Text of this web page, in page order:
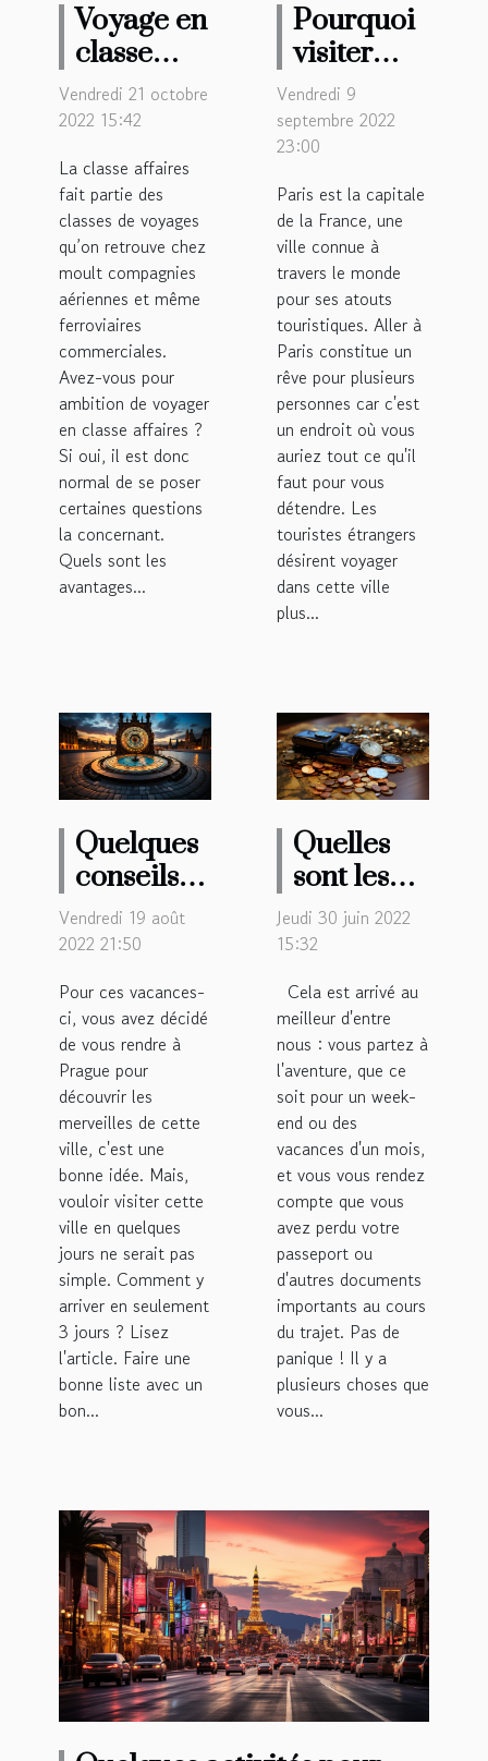
Voyage en
classe
affaire :
Les
avantages
Vendredi 21 octobre
2022 15:42
La classe affaires
fait partie des
classes de voyages
qu’on retrouve chez
moult compagnies
aériennes et même
ferroviaires
commerciales.
Avez-vous pour
ambition de voyager
en classe affaires ?
Si oui, il est donc
normal de se poser
certaines questions
la concernant.
Quels sont les
avantages...
Pourquoi
visiter
Paris ?
Vendredi 9
septembre 2022
23:00
Paris est la capitale
de la France, une
ville connue à
travers le monde
pour ses atouts
touristiques. Aller à
Paris constitue un
rêve pour plusieurs
personnes car c'est
un endroit où vous
auriez tout ce qu'il
faut pour vous
détendre. Les
touristes étrangers
désirent voyager
dans cette ville
plus...
Quelques
conseils
pour
visiter
seulement
trois jours.
Vendredi 19 août
2022 21:50
Pour ces vacances-
ci, vous avez décidé
de vous rendre à
Prague pour
découvrir les
merveilles de cette
ville, c'est une
bonne idée. Mais,
vouloir visiter cette
ville en quelques
jours ne serait pas
simple. Comment y
arriver en seulement
3 jours ? Lisez
l'article. Faire une
bonne liste avec un
bon...
Quelles
sont les
initiatives
à prendre
perte de
papiers en
voyage ?
Jeudi 30 juin 2022
15:32
Cela est arrivé au
meilleur d'entre
nous : vous partez à
l'aventure, que ce
soit pour un week-
end ou des
vacances d'un mois,
et vous vous rendez
compte que vous
avez perdu votre
passeport ou
d'autres documents
importants au cours
du trajet. Pas de
panique ! Il y a
plusieurs choses que
vous...